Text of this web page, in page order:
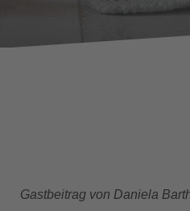
Gastbeitrag von Daniela